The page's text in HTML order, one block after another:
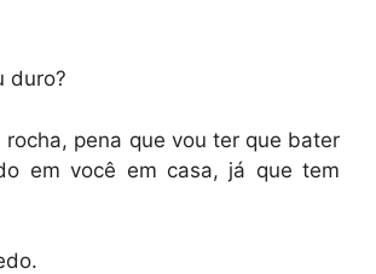
duro?
rocha, pena que vou ter que bater
em você em casa, já que tem